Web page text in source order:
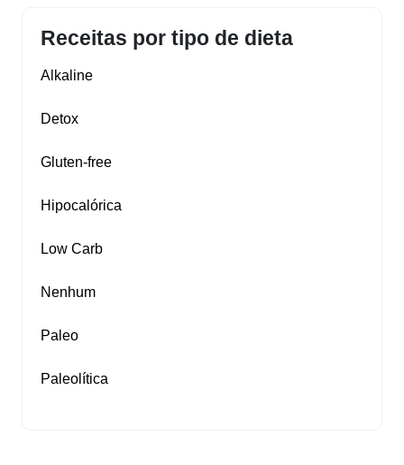
Receitas por tipo de dieta
Alkaline
Detox
Gluten‑free
Hipocalórica
Low Carb
Nenhum
Paleo
Paleolítica